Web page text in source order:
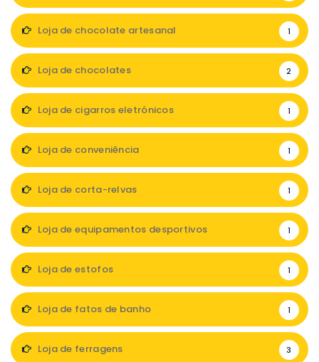
Loja de chocolate artesanal 1
Loja de chocolates 2
Loja de cigarros eletrónicos 1
Loja de conveniência 1
Loja de corta-relvas 1
Loja de equipamentos desportivos 1
Loja de estofos 1
Loja de fatos de banho 1
Loja de ferragens 3